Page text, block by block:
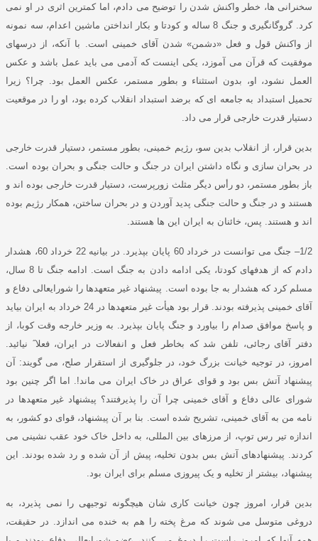
سخنرانی ها، خطر واکنش شدن را توضیح می دادم، اما کمترین اثری در او نمی
کرد
.گروگانگیری و جنگ 8 ساله و کودتا و بکار انداختن ماشین اعدام، سه نمونه
از واکنش قول و فعل «دشمن» شدن آقای خمینی است
با آنکه، از درسهای
موفقیت که قرآن می آموزد، یکی اینست که آدمی می باید عمل باشد و عکس
العمل نشود، او، بدون استثناء و بطور مستمر، عکس العمل بود
چرا؟ زیرا
تحمیل استبداد به جامعه ای که برضد استبداد انقلاب کرده بود، او را در موقعیت
دستیار قدرت خارجی قرار می داد
بدین قرار، از انقلاب بدین سو، رژیم خمینی، بطور مستمر، دستیار قدرت خارجی
در بحران سازی و نگاه داشتن ایران در جنگ و حالت جنگی و بحران بوده است
باز بطور مستمر، دو رأس دیگر مثلث زورپرست، دستیار قدرت خارجی بوده اند و
هستند و در جنگ و حالت جنگی پدید آوردن و در بحران ساختن، همکار رژیم بوده
اند و هستند
پس، خائنان به ایران این ها هستند
1/2– جنگ می توانست در خرداد60 پایان بپذیرد در بیانیه22 خرداد60، هشدار
دادمکه از هدفهای کودتا، یکی ادامه دادن به جنگ است ادامه جنگ تا 8 سال،
مسلم کرد که هشدار به جا بوده است
پیشنهاد غیر متعهدها را شورایعالی دفاع و
آقای خمینی پذیرفته بودند
قرار بود هیأت غیر متعهدها در 24 خرداد به ایران بیاید
و پاسخ موافق صدام را بیاورد و جنگ پایان بپذیرد
به وزیر خارجه وقت کوبا، از
دفتر آقای رجائی، تلفن شد که بخاطر فعل و انفعالات در ایران، فعلا˝ نیائید
امروز، در توجیه خیانت بزرگ خود، در جلوگیری از استقرار صلح، می گویند :
آن
پیشنهاد آتش بس بود و قوای عراق در خاک ایران می ماند !.
اما اگر چنین بود
شورای عالی دفاع و آقای خمینی چرا آن را پذیرفتند؟ پیشنهاد غیر متعهدها در
نامه من به آقای خمینی، تشریح شده است
بنا بر آن پیشنهاد، قوای دو کشور، به
اندازه تیر رس توپ، از مرزهای بین المللی، به داخل خاک خود عقب نشینی می
کردند
پیشنهادهای آتش بس بدون تخلیه، پیش از آن شده و رد شده بودند
این
پیشنهاد، بیشتر از تخلیه و یک پیروزی مسلم برای ایران بود
بدین قرار ، امروز چون خیانت کاری شان هیچگونه توجیهی را نمی پذیرد، به
دروغی متوسل می شوند که مرغ پخته را هم به خنده می اندازد
در حقیقت،